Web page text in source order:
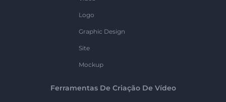
Logo
Graphic Design
Site
Mockup
Ferramentas De Criação De Vídeo